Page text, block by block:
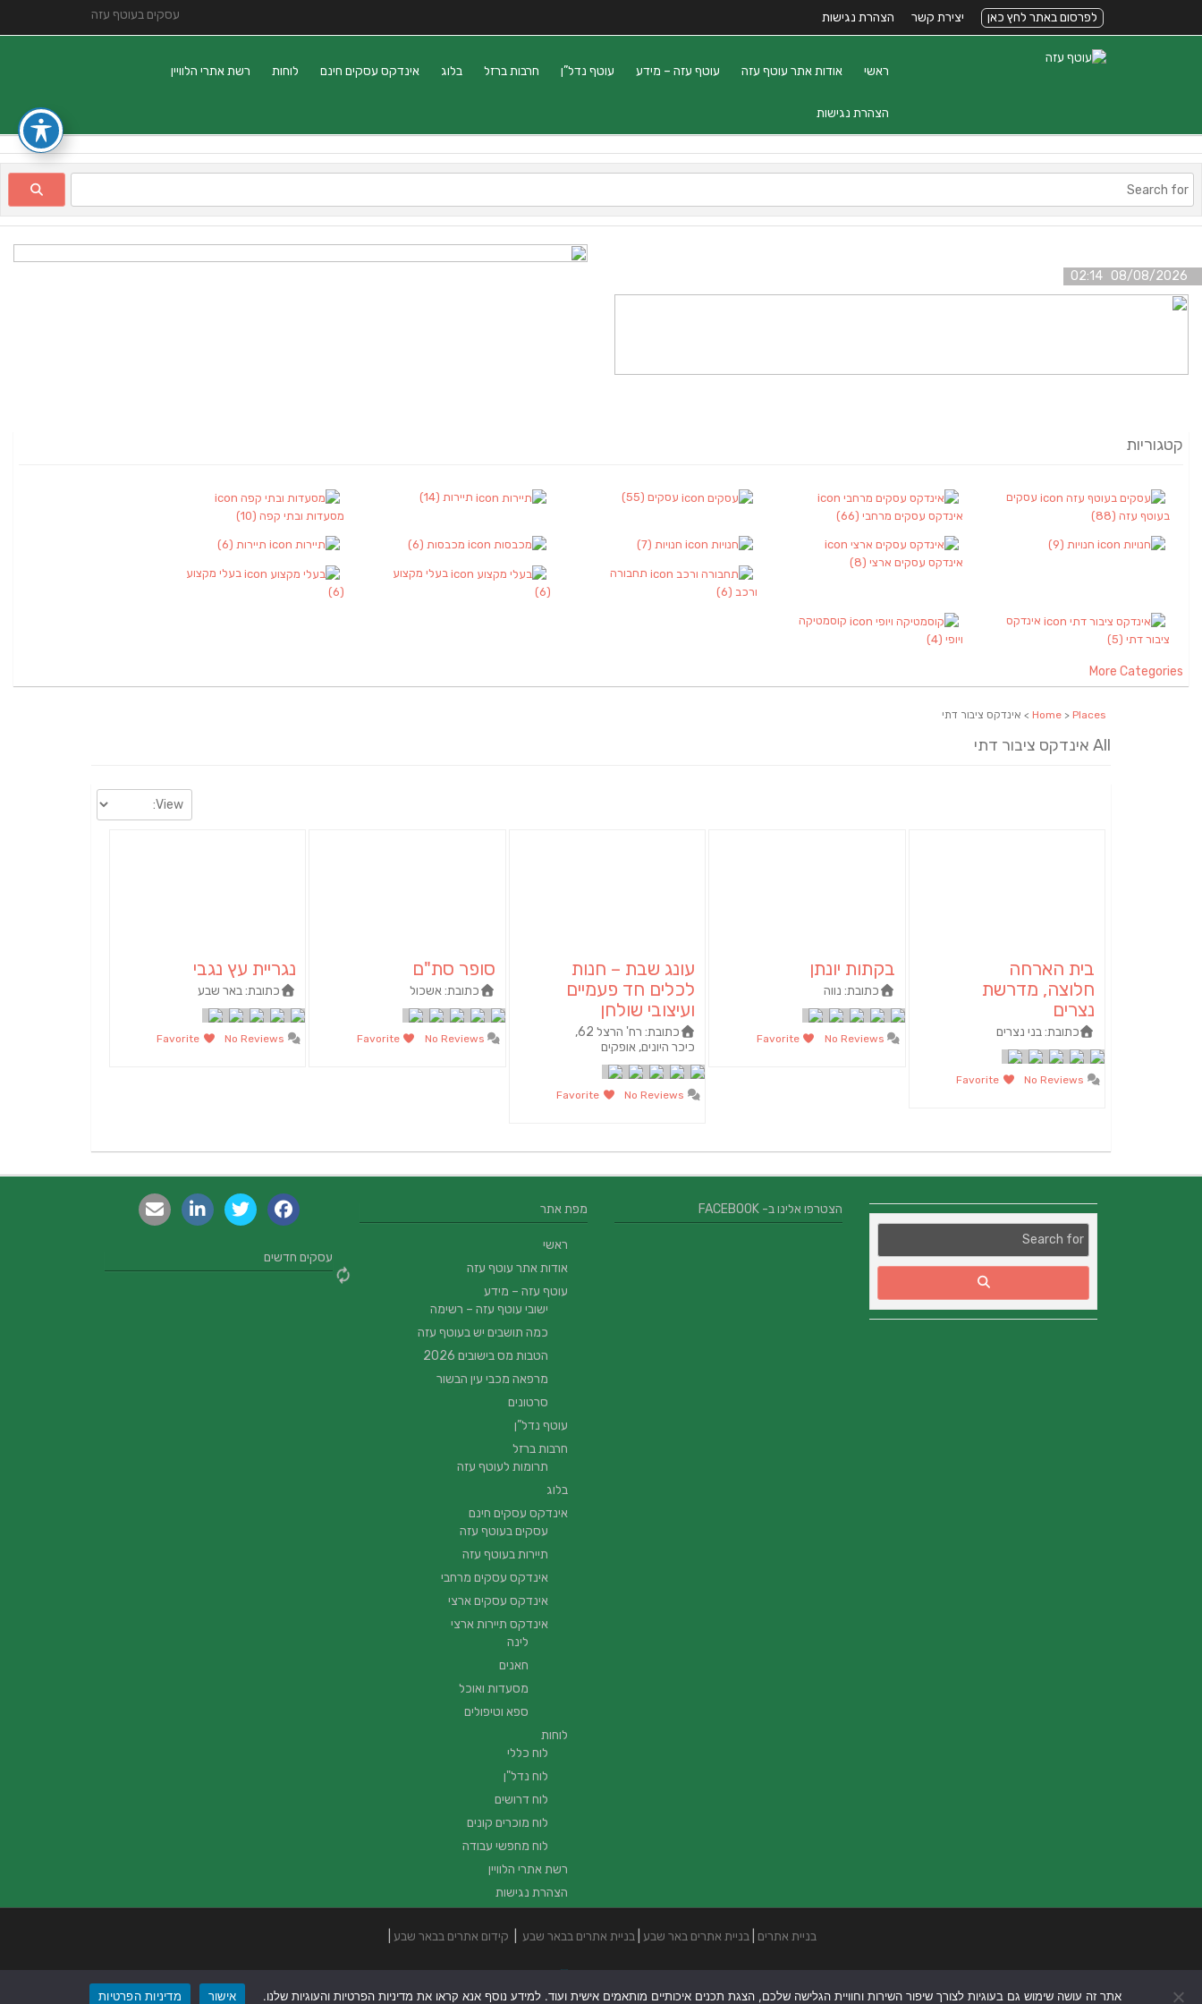
עסקים בעוטף עזה לפרסום באתר לחץ כאן יצירת קשר הצהרת נגישות
ראשי אודות אתר עוטף עזה עוטף עזה – מידע עוטף נדל”ן חרבות ברזל בלוג אינדקס עסקים חינם לוחות רשת אתרי הלוויין
הצהרת נגישות
08/08/2026 02:14
קטגוריות
עסקים
בעוטף עזה (88) אינדקס עסקים מרחבי (66)
עסקים (55) תיירות (14)
מסעדות ובתי קפה (10)
חנויות (9)
אינדקס עסקים ארצי (8)
חנויות (7) מכבסות (6) תיירות (6)
תחבורה
ורכב (6)
בעלי מקצוע
(6)
בעלי מקצוע
(6)
אינדקס
ציבור דתי (5)
קוסמטיקה
ויופי (4)
More Categories
Home > Places > אינדקס ציבור דתי
All אינדקס ציבור דתי
בית הארחה
חלוצה, מדרשת
נצרים
כתובת:בני נצרים
בקתות יונתן
כתובת: נווה
Favorite
עונג שבת – חנות
לכלים חד פעמיים
ועיצובי שולחן
כתובת:
רח' הרצל 62,
כיכר היונים, אופקים
סופר סת"ם
כתובת:אשכול
Favorite
נגריית עץ נגבי
כתובת:באר שבע
עסקים חדשים
מפת אתר
ראשי
אודות אתר עוטף עזה
עוטף עזה – מידע
ישובי עוטף עזה – רשימה
כמה תושבים יש בעוטף עזה
הטבות מס בישובים 2026
מרפאה מכבי עין הבשור
סרטונים
עוטף נדל”ן
חרבות ברזל
תרומות לעוטף עזה
בלוג
אינדקס עסקים חינם
עסקים בעוטף עזה
תיירות בעוטף עזה
אינדקס עסקים מרחבי
אינדקס עסקים ארצי
אינדקס תיירות ארצי
לינה
חאנים
מסעדות ואוכל
ספא וטיפולים
לוחות
לוח כללי
לוח נדל"ן
לוח דרושים
לוח מוכרים קונים
לוח מחפשי עבודה
רשת אתרי הלוויין
הצהרת נגישות
הצטרפו אלינו ב- FACEBOOK
בניית אתרים בניית אתרים באר שבע בניית אתרים בבאר שבע קידום אתרים בבאר שבע
אתר זה עושה שימוש גם בעוגיות לצורך שיפור השירות וחוויית הגלישה שלכם, הצגת תכנים איכותיים מותאמים אישית ועוד. למידע נוסף אנא קראו את מדיניות הפרטיות והעוגיות שלנו. אישור מדיניות הפרטיות